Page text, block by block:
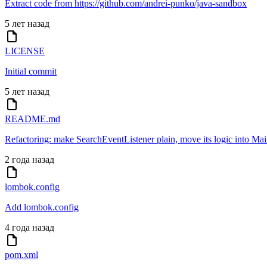
Extract code from https://github.com/andrei-punko/java-sandbox
5 лет назад
LICENSE
Initial commit
5 лет назад
README.md
Refactoring: make SearchEventListener plain, move its logic into
2 года назад
lombok.config
Add lombok.config
4 года назад
pom.xml